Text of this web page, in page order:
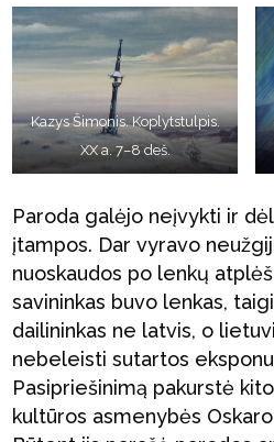
Kazys Šimonis. Koplytstulpis.
XX a. 7–8 deš.
Paroda galėjo neįvykti ir
įtampos. Dar vyravo
nuoskaudos po lenkų
savininkas buvo lenkas,
dailininkas ne latvis, o
nebeleisti sutartos
Pasipriešinimą pakurstė
kultūros asmenybės